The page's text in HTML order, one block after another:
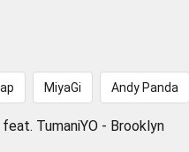
MiyaGi Andy Panda
TumaniYO - Brooklyn